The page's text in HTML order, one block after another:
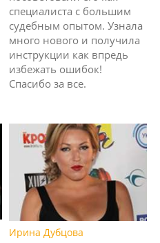
специалиста с большим
судебным опытом. Узнала
много нового и получила
инструкции как впредь
избежать ошибок!
Спасибо за все.
Ирина Дубцова